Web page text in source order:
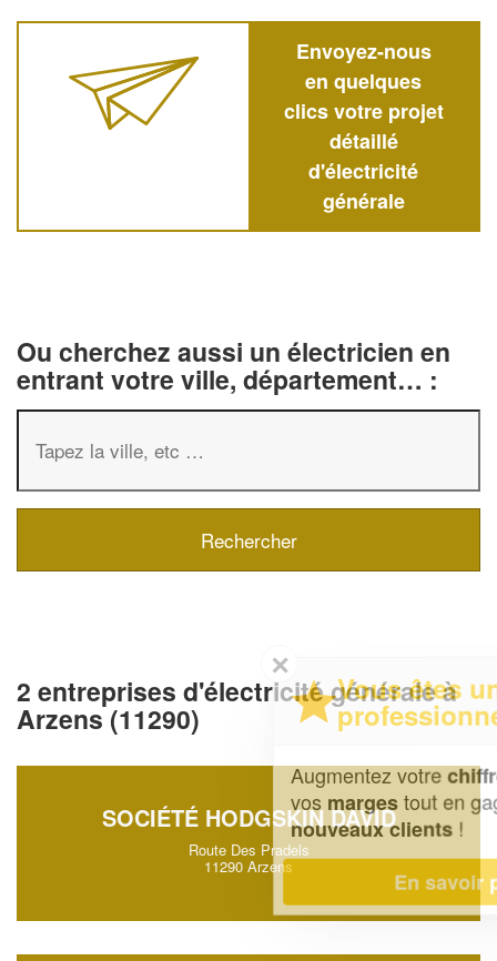
Envoyez-nous
en quelques
clics votre projet
détaillé
d'électricité
générale
Ou cherchez aussi un électricien en
entrant votre ville, département… :
2 entreprises d'électricité générale à
Arzens (11290)
SOCIÉTÉ HODGSKIN DAVID
Route Des Pradels
11290 Arzens
Vous êtes un
professionnel ?
Augmentez votrechiffre d'affaireset
vos
marges
tout en gagnant de
nouveaux clients!
En savoir plus